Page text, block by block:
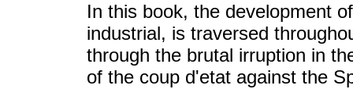
In this book, the development
industrial, is traversed
through the brutal irruption in
of the coup d'etat against the